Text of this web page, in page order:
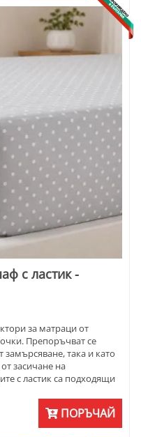
с ластик -
за матраци от
Препоръчват се
замърсяване, така и като
засичане на
с ластик са подходящи
и за комфорт при сън. Не
ПОРЪЧАЙ